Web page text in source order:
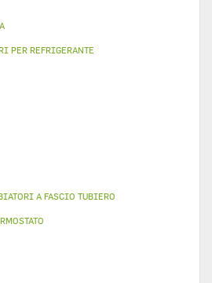
PER REFRIGERANTE
A FASCIO TUBIERO